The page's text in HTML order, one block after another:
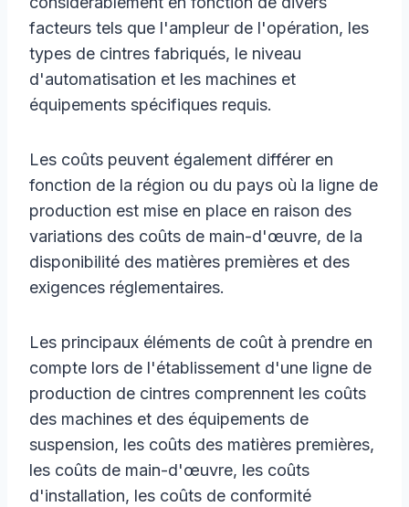
facteurs tels que l'ampleur de l'opération, les
types de cintres fabriqués, le niveau
d'automatisation et les machines et
équipements spécifiques requis.
Les coûts peuvent également différer en
fonction de la région ou du pays où la ligne de
production est mise en place en raison des
variations des coûts de main-d'œuvre, de la
disponibilité des matières premières et des
exigences réglementaires.
Les principaux éléments de coût à prendre en
compte lors de l'établissement d'une ligne de
production de cintres comprennent les coûts
des machines et des équipements de
suspension, les coûts des matières premières,
les coûts de main-d'œuvre, les coûts
d'installation, les coûts de conformité